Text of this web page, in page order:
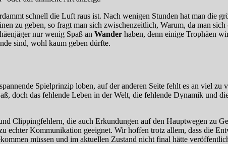
schnell die Luft raus ist. Nach wenigen Stunden hat man die
zu geben, so fragt man sich zwischenzeitlich, Warum, da man sich
nur wenig Spaß an Wander haben, denn einige Trophäen
sind, wohl kaum geben dürfte.
Spielprinzip loben, auf der anderen Seite fehlt es an viel zu
doch das fehlende Leben in der Welt, die fehlende Dynamik und
Clippingfehlern, die auch Erkundungen auf den Hauptwegen zu
echter Kommunikation geeignet. Wir hoffen trotz allem, dass die
müssen und im aktuellen Zustand nicht final hätte